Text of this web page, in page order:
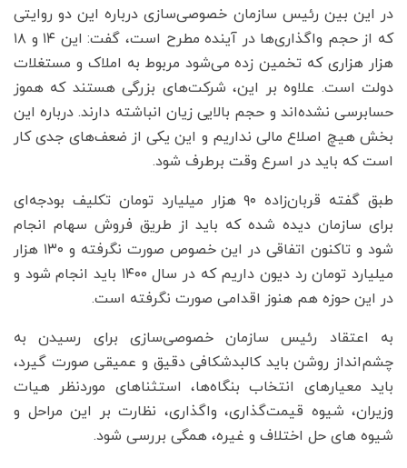
در این بین رئیس سازمان خصوصی‌سازی درباره این دو روایتی
که از حجم واگذاری‌ها در آینده مطرح است، گفت: این ۱۴ و ۱۸
هزار هزاری که تخمین زده می‌شود مربوط به املاک و مستغلات
دولت است. علاوه بر این، شرکت‌های بزرگی هستند که هموز
حسابرسی نشده‌اند و حجم بالایی زیان انباشته دارند. درباره این
بخش هیچ اصلاع مالی نداریم و این یکی از ضعف‌های جدی کار
است که باید در اسرع وقت برطرف شود.
طبق گفته قربان‌زاده ۹۰ هزار میلیارد تومان تکلیف بودجه‌ای
برای سازمان دیده شده که باید از طریق فروش سهام انجام
شود و تاکنون اتفاقی در این خصوص صورت نگرفته و ۱۳۰ هزار
میلیارد تومان رد دیون داریم که در سال ۱۴۰۰ باید انجام شود و
در این حوزه هم هنوز اقدامی صورت نگرفته است.
به اعتقاد رئیس سازمان خصوصی‌سازی برای رسیدن به
چشم‌انداز روشن باید کالبدشکافی دقیق و عمیقی صورت گیرد،
باید معیارهای انتخاب بنگاه‌ها، استثناهای موردنظر هیات
وزیران، شیوه قیمت‌گذاری، واگذاری، نظارت بر این مراحل و
شیوه های حل اختلاف و غیره، همگی بررسی شود.